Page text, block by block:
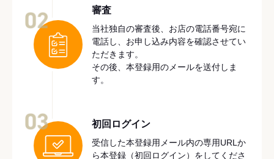
審査
当社独自の審査後、お店の電話番号宛に
電話し、お申し込み内容を確認させてい
ただきます。
その後、本登録用のメールを送付しま
す。
初回ログイン
受信した本登録用メール内の専用URLか
ら本登録（初回ログイン）をしてくださ